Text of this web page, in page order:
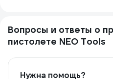
Вопросы и ответы о
пистолете NEO Tools
Нужна помощь?